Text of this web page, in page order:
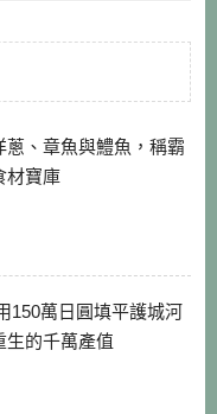
蔥、章魚與鱧魚，稱霸
材寶庫
150萬日圓填平護城河
生的千萬產值